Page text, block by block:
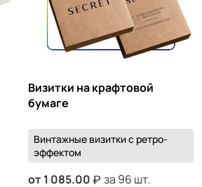
Визитки на крафтовой
бумаге
Винтажные визитки с ретро-
эффектом
от 1 085.00
за 96 шт.